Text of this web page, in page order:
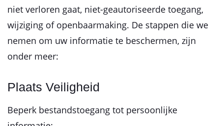
niet verloren gaat, niet-geautoriseerde toegang,
wijziging of openbaarmaking. De stappen die we
nemen om uw informatie te beschermen, zijn
onder meer:
Plaats Veiligheid
Beperk bestandstoegang tot persoonlijke